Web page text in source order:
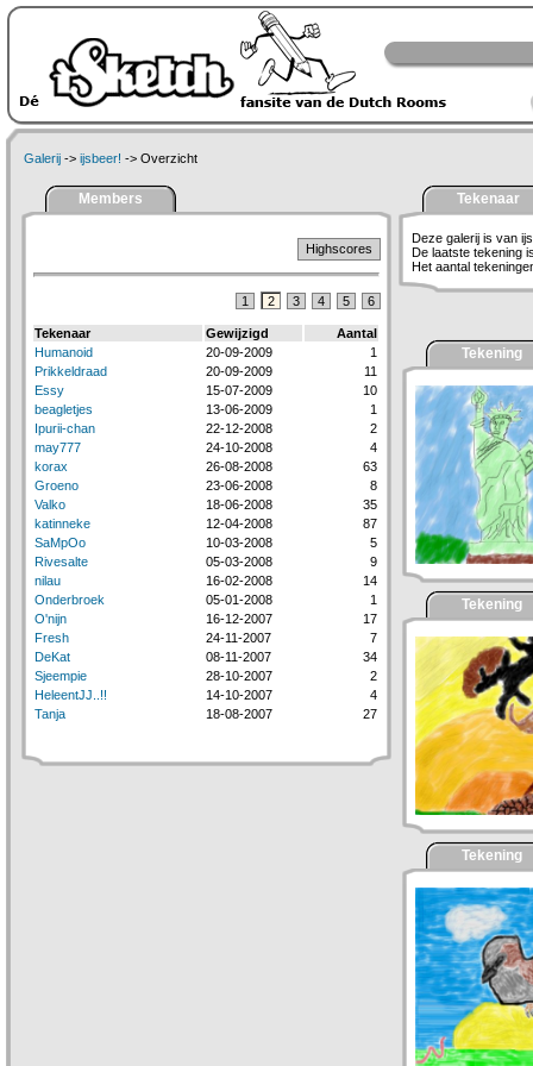
Galerij -> ijsbeer! -> Overzicht
Members
Highscores
1 2 3 4 5 6
Tekenaar Gewijzigd
Aantal
Humanoid
20-09-2009
1
Prikkeldraad
20-09-2009
11
Essy
15-07-2009
10
beagletjes
13-06-2009
1
Ipurii-chan
22-12-2008
2
may777
24-10-2008
4
korax
26-08-2008
63
Groeno
23-06-2008
8
Valko
18-06-2008
35
katinneke
12-04-2008
87
SaMpOo
10-03-2008
5
Rivesalte
05-03-2008
9
nilau
16-02-2008
14
Onderbroek
05-01-2008
1
O'nijn
16-12-2007
17
Fresh
24-11-2007
7
DeKat
08-11-2007
34
Sjeempie
28-10-2007
2
HeleentJJ..!!
14-10-2007
4
Tanja
18-08-2007 27
Tekenaar
Deze galerij is van
De laatste tekening
Het aantal
Tekening
Tekening
Tekening